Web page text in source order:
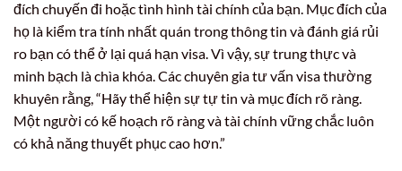
đích chuyến đi hoặc tình hình tài chính của bạn. Mục đích của
họ là kiểm tra tính nhất quán trong thông tin và đánh giá rủi
ro bạn có thể ở lại quá hạn visa. Vì vậy, sự trung thực và
minh bạch là chìa khóa. Các chuyên gia tư vấn visa thường
khuyên rằng, “Hãy thể hiện sự tự tin và mục đích rõ ràng.
Một người có kế hoạch rõ ràng và tài chính vững chắc luôn
có khả năng thuyết phục cao hơn.”